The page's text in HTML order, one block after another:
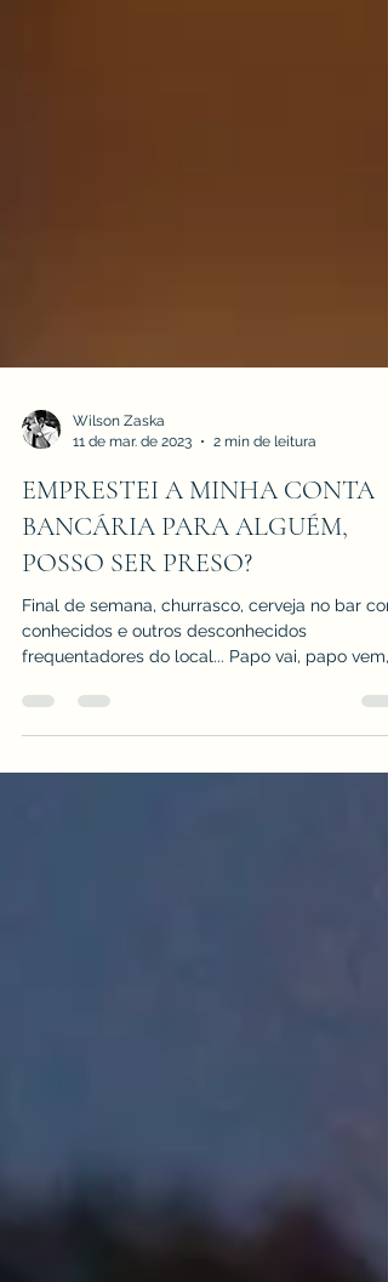
11 de mar. de 2023
2 min de leitura
EMPRESTEI A MINHA CONTA
BANCÁRIA PARA ALGUÉM,
POSSO SER PRESO?
Final de semana, churrasco, cerveja no bar
conhecidos e outros desconhecidos
frequentadores do local... Papo vai, papo vem,